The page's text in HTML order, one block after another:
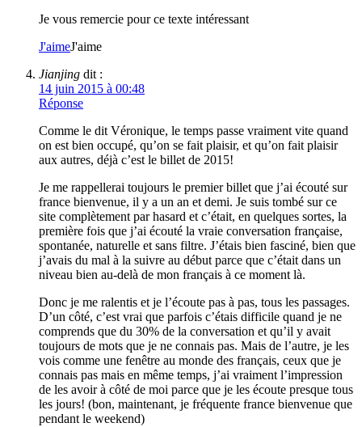
Je vous remercie pour ce texte intéressant
J'aimeJ'aime
Jianjing dit :
14 juin 2015 à 00:48
Réponse
Comme le dit Véronique, le temps passe vraiment vite quand
on est bien occupé, qu’on se fait plaisir, et qu’on fait plaisir
aux autres, déjà c’est le billet de 2015!
Je me rappellerai toujours le premier billet que j’ai écouté sur
france bienvenue, il y a un an et demi. Je suis tombé sur ce
site complètement par hasard et c’était, en quelques sortes, la
première fois que j’ai écouté la vraie conversation française,
spontanée, naturelle et sans filtre. J’étais bien fasciné, bien que
j’avais du mal à la suivre au début parce que c’était dans un
niveau bien au-delà de mon français à ce moment là.
Donc je me ralentis et je l’écoute pas à pas, tous les passages.
D’un côté, c’est vrai que parfois c’étais difficile quand je ne
comprends que du 30% de la conversation et qu’il y avait
toujours de mots que je ne connais pas. Mais de l’autre, je les
vois comme une fenêtre au monde des français, ceux que je
connais pas mais en même temps, j’ai vraiment l’impression
de les avoir à côté de moi parce que je les écoute presque tous
les jours! (bon, maintenant, je fréquente france bienvenue que
pendant le weekend)